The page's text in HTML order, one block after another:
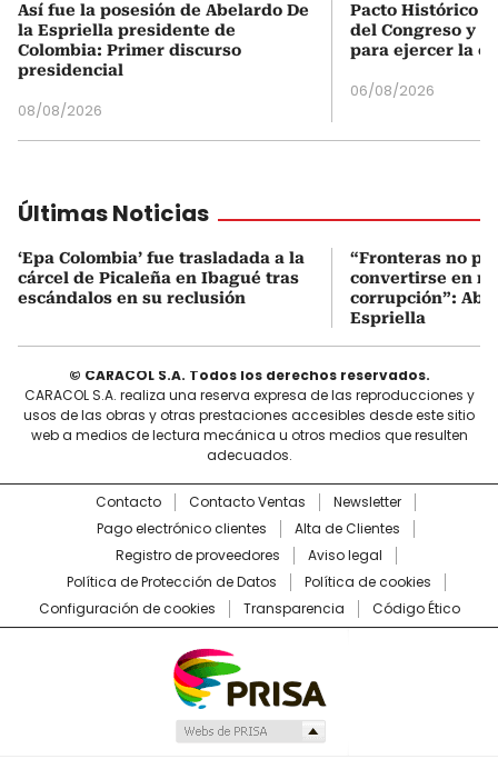
Así fue la posesión de Abelardo De
la Espriella presidente de
Colombia: Primer discurso
presidencial
08/08/2026
Pacto Histórico
del Congreso y
para ejercer la
06/08/2026
Últimas Noticias
‘Epa Colombia’ fue trasladada a la
cárcel de Picaleña en Ibagué tras
escándalos en su reclusión
“Fronteras no
convertirse en
corrupción”:
Espriella
© CARACOL S.A. Todos los derechos reservados.
CARACOL S.A. realiza una reserva expresa de las reproducciones y
usos de las obras y otras prestaciones accesibles desde este sitio
web a medios de lectura mecánica u otros medios que resulten
adecuados.
Contacto Contacto Ventas
Newsletter
Pago electrónico clientes
Alta de Clientes
Registro de proveedores
Aviso legal
Política de Protección de Datos
Política de cookies
Configuración de cookies
Transparencia Código Ético